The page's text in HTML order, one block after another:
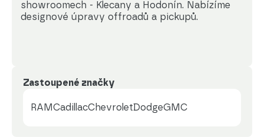
showroomech - Klecany a Hodonín. Nabízíme
designové úpravy offroadů a pickupů.
Zastoupené značky
RAMCadillacChevroletDodgeGMC